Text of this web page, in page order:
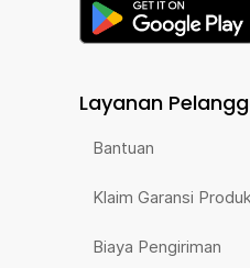
Layanan
Bantuan
Klaim Garansi Produk
Biaya Pengiriman